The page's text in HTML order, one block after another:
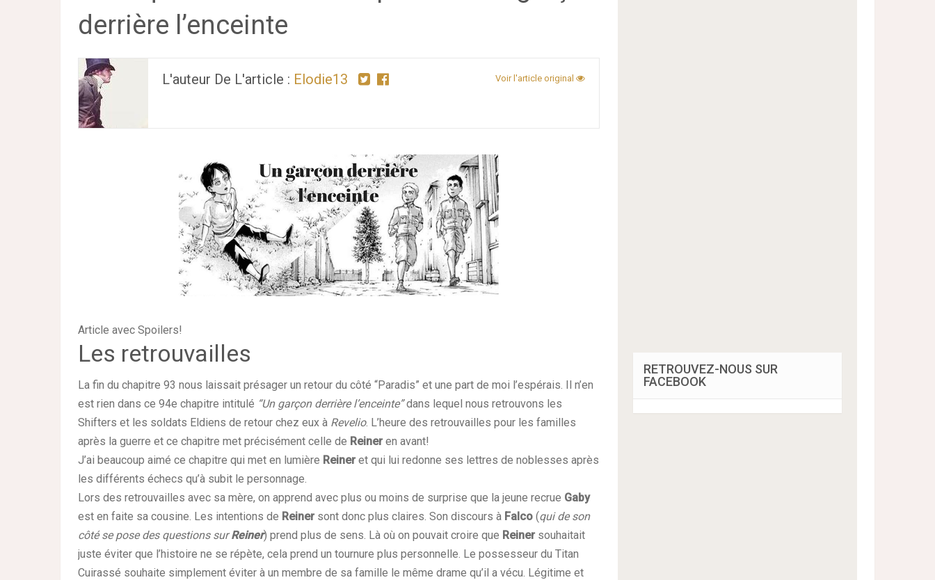
derrière l’enceinte
L'auteur De L'article : Elodie13 Voir l'article original
Article avec Spoilers!
Les retrouvailles
La fin du chapitre 93 nous laissait présager un retour du côté “Paradis” et une part de moi l’espérais. Il n’en
est rien dans ce 94e chapitre intitulé “Un garçon derrière l’enceinte”dans lequel nous retrouvons les
Shifters et les soldats Eldiens de retour chez eux à Revelio. L’heure des retrouvailles pour les familles
après la guerre et ce chapitre met précisément celle de Reiner en avant!
J’ai beaucoup aimé ce chapitre qui met en lumière Reiner et qui lui redonne ses lettres de noblesses après
les différents échecs qu’à subit le personnage.
Lors des retrouvailles avec sa mère, on apprend avec plus ou moins de surprise que la jeune recrue Gaby
est en faite sa cousine. Les intentions de Reiner sont donc plus claires. Son discours à Falco (qui de son
côté se pose des questions surReiner) prend plus de sens. Là où on pouvait croire que Reiner souhaitait
juste éviter que l’histoire ne se répète, cela prend un tournure plus personnelle. Le possesseur du Titan
Cuirassé souhaite simplement éviter à un membre de sa famille le même drame qu’il a vécu. Légitime et
RETROUVEZ-NOUS SUR
FACEBOOK